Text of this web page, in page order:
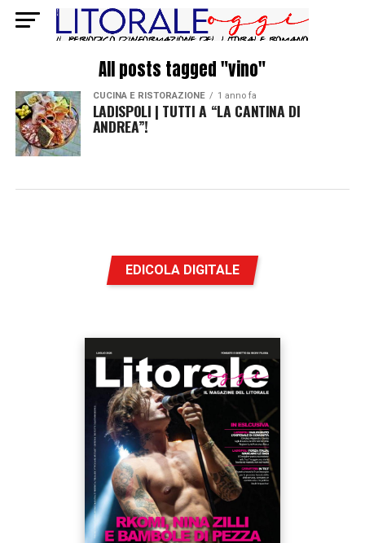
All posts tagged "vino"
CUCINA E RISTORAZIONE 1 anno fa
LADISPOLI | TUTTI A “LA CANTINA DI
ANDREA”!
EDICOLA DIGITALE